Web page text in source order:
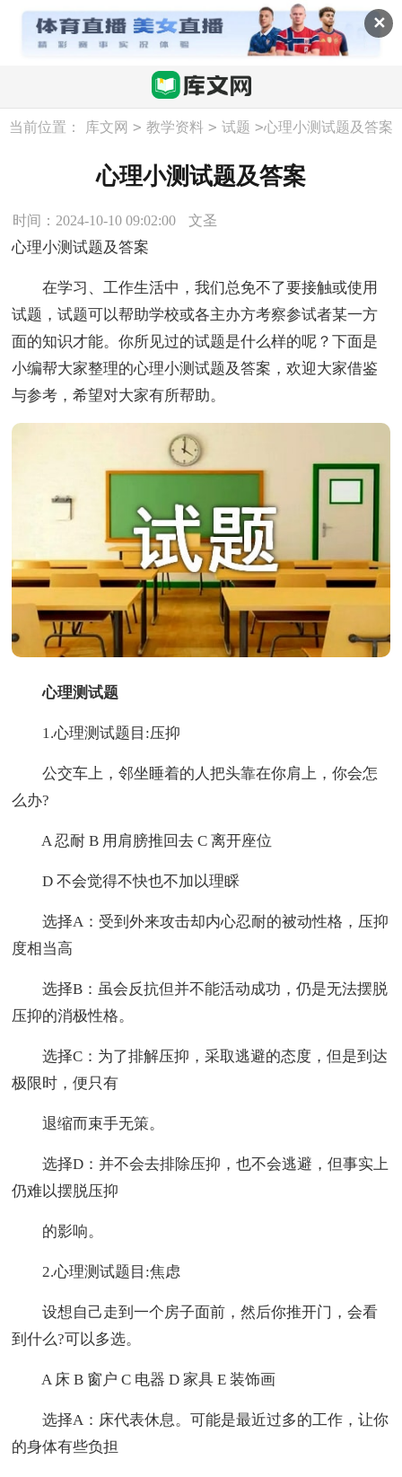
✕
当前位置： 库文网 > 教学资料 > 试题 >心理小测试题及答案
心理小测试题及答案
时间：2024-10-10 09:02:00 文圣
心理小测试题及答案
在学习、工作生活中，我们总免不了要接触或使用
试题，试题可以帮助学校或各主办方考察参试者某一方
面的知识才能。你所见过的试题是什么样的呢？下面是
小编帮大家整理的心理小测试题及答案，欢迎大家借鉴
与参考，希望对大家有所帮助。
心理测试题
1.心理测试题目:压抑
公交车上，邻坐睡着的人把头靠在你肩上，你会怎
么办?
A 忍耐 B 用肩膀推回去 C 离开座位
D 不会觉得不快也不加以理睬
选择A：受到外来攻击却内心忍耐的被动性格，压抑
度相当高
选择B：虽会反抗但并不能活动成功，仍是无法摆脱
压抑的消极性格。
选择C：为了排解压抑，采取逃避的态度，但是到达
极限时，便只有
退缩而束手无策。
选择D：并不会去排除压抑，也不会逃避，但事实上
仍难以摆脱压抑
的影响。
2.心理测试题目:焦虑
设想自己走到一个房子面前，然后你推开门，会看
到什么?可以多选。
A 床 B 窗户 C 电器 D 家具 E 装饰画
选择A：床代表休息。可能是最近过多的工作，让你
的身体有些负担